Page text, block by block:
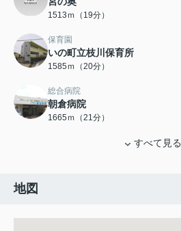
1513ｍ（19分）
保育園
いの町立枝川保育所
1585ｍ（20分）
総合病院
朝倉病院
1665ｍ（21分）
すべて見る
地図